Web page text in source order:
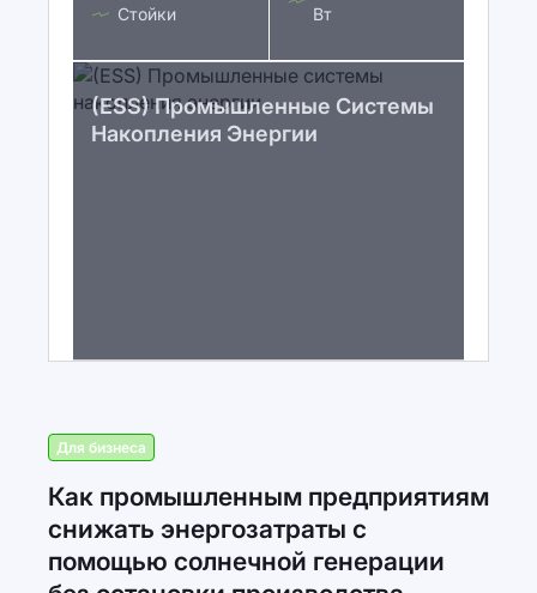
Стойки
Вт
(ESS) Промышленные Системы
Накопления Энергии
Для бизнеса
Как промышленным предприятиям
снижать энергозатраты с
помощью солнечной генерации